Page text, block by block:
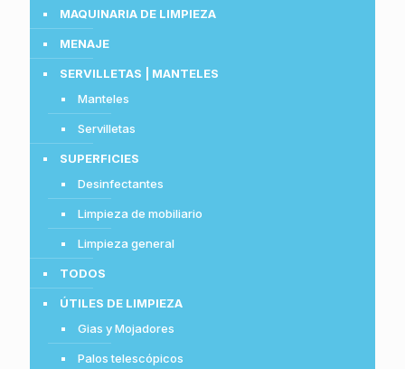
MAQUINARIA DE LIMPIEZA
MENAJE
SERVILLETAS | MANTELES
Manteles
Servilletas
SUPERFICIES
Desinfectantes
Limpieza de mobiliario
Limpieza general
TODOS
ÚTILES DE LIMPIEZA
Gias y Mojadores
Palos telescópicos